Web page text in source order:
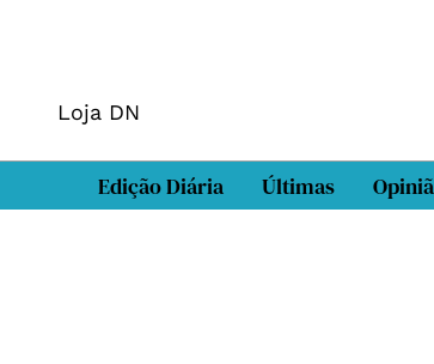
Loja DN
Edição Diária Últimas